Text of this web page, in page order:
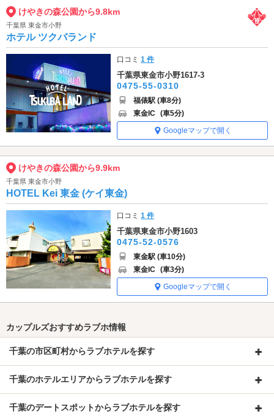
けやきの森公園から9.8km
千葉県 東金市小野
ホテル ツクバランド
口コミ1 件
千葉県東金市小野1617-3
0475-55-0310
福俵駅 (車8分)
東金IC (車5分)
Googleマップで開く
けやきの森公園から9.9km
千葉県 東金市小野
HOTEL Kei 東金 (ケイ東金)
口コミ1 件
千葉県東金市小野1603
0475-52-0576
東金駅 (車10分)
東金IC (車3分)
Googleマップで開く
カップルズおすすめラブホ情報
千葉の市区町村からラブホテルを探す
千葉のホテルエリアからラブホテルを探す
千葉のデートスポットからラブホテルを探す